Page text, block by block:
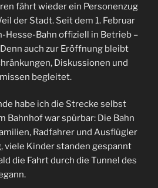
fährt wieder ein Personenzug
der Stadt. Seit dem 1. Februar
Hesse-Bahn offiziell in Betrieb –
auch zur Eröffnung bleibt
Diskussionen und
begleitet.
habe ich die Strecke selbst
Bahnhof war spürbar: Die Bahn
Radfahrer und Ausflügler
viele Kinder standen gespannt
die Fahrt durch die Tunnel des